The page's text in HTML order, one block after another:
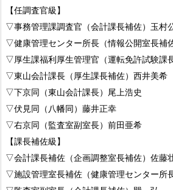
【任調査官級】
▽事務管理課調査官（会計課長補佐）玉村
▽健康管理センター所長（情報公開室長補
▽厚生課福利厚生管理官（運転免許試験課
▽東山会計課長（厚生課長補佐）西井美希
▽下京同（東山会計課長）尾上浩史
▽伏見同（八幡同）藤井正幸
▽右京同（監査室副室長）前田亜希
【課長補佐級】
▽会計課長補佐（企画調整室長補佐）佐藤
▽施設管理室長補佐（健康管理センター所